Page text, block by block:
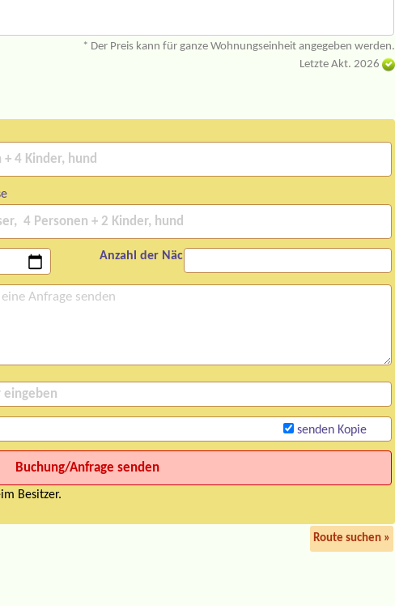
* Der Preis kann für ganze Wohnungseinheit angegeben werden.
Letzte Akt. 2026
Anzahl der Nächte:
senden Kopie
Besitzer.
Route suchen »